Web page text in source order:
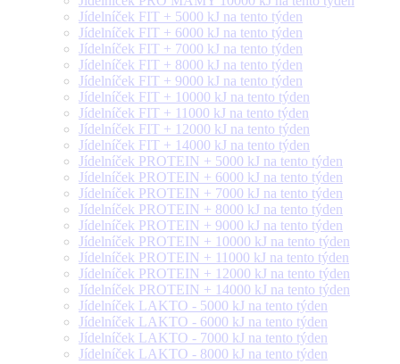
Jídelníček FIT + 5000 kJ na tento týden
Jídelníček FIT + 6000 kJ na tento týden
Jídelníček FIT + 7000 kJ na tento týden
Jídelníček FIT + 8000 kJ na tento týden
Jídelníček FIT + 9000 kJ na tento týden
Jídelníček FIT + 10000 kJ na tento týden
Jídelníček FIT + 11000 kJ na tento týden
Jídelníček FIT + 12000 kJ na tento týden
Jídelníček FIT + 14000 kJ na tento týden
Jídelníček PROTEIN + 5000 kJ na tento týden
Jídelníček PROTEIN + 6000 kJ na tento týden
Jídelníček PROTEIN + 7000 kJ na tento týden
Jídelníček PROTEIN + 8000 kJ na tento týden
Jídelníček PROTEIN + 9000 kJ na tento týden
Jídelníček PROTEIN + 10000 kJ na tento týden
Jídelníček PROTEIN + 11000 kJ na tento týden
Jídelníček PROTEIN + 12000 kJ na tento týden
Jídelníček PROTEIN + 14000 kJ na tento týden
Jídelníček LAKTO - 5000 kJ na tento týden
Jídelníček LAKTO - 6000 kJ na tento týden
Jídelníček LAKTO - 7000 kJ na tento týden
Jídelníček LAKTO - 8000 kJ na tento týden